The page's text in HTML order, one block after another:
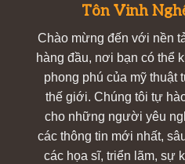
Tôn Vinh
Chào mừng đến với nền
hàng đầu, nơi bạn có thể
phong phú của mỹ thuật
thế giới. Chúng tôi tự
cho những người yêu
các thông tin mới nhất,
các họa sĩ, triển lãm, sự